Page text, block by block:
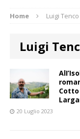
Home Luigi Tenco
Luigi
20 Luglio 2023